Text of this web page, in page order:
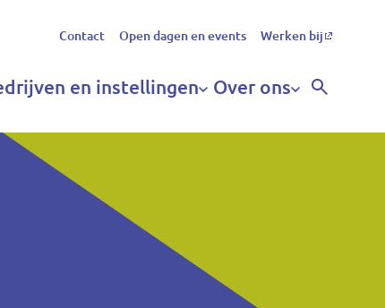
Secundair
menu
Contact Open dagen en events Werken bij
en instellingen Over ons